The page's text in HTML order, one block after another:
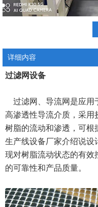
详细内容
过滤网设备
过滤网、导流网是应用
高渗透性导流介质，采用
树脂的流动和渗透，可根
生产线设备厂家介绍说设
现对树脂流动状态的有效
的可靠性和产品质量。